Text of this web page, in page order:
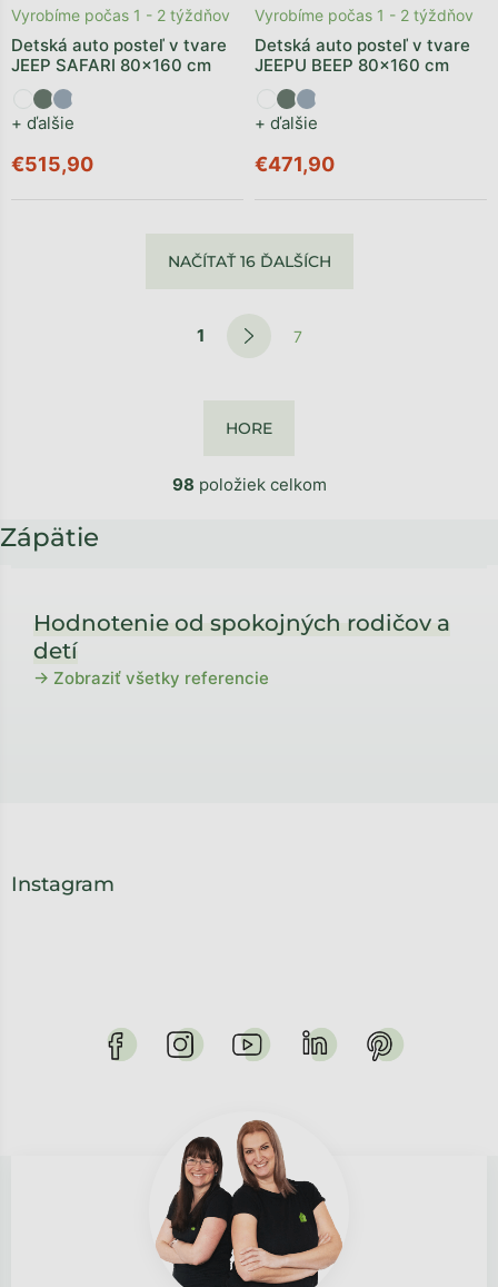
Detská auto posteľ v tvare
JEEP SAFARI 80x160 cm
+ ďalšie
Vyrobíme počas 1 - 2 týždňov
€515,90
Detská auto posteľ v tvare
JEEPU BEEP 80x160 cm
+ ďalšie
Vyrobíme počas 1 - 2 týždňov
€471,90
NAČÍTAŤ 16 ĎALŠÍCH
1 7
98 položiek celkom
HORE
Zápätie
Hodnotenie od spokojných rodičov a
detí
→ Zobraziť všetky referencie
Instagram